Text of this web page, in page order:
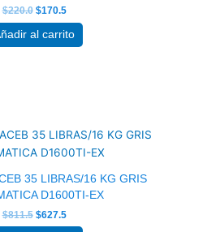
$220.0 $170.5
al carrito
35 LIBRAS/16 KG GRIS
D1600TI-EX
$811.5
original
era:
$811.5.
$627.5
actual
es:
$627.5.